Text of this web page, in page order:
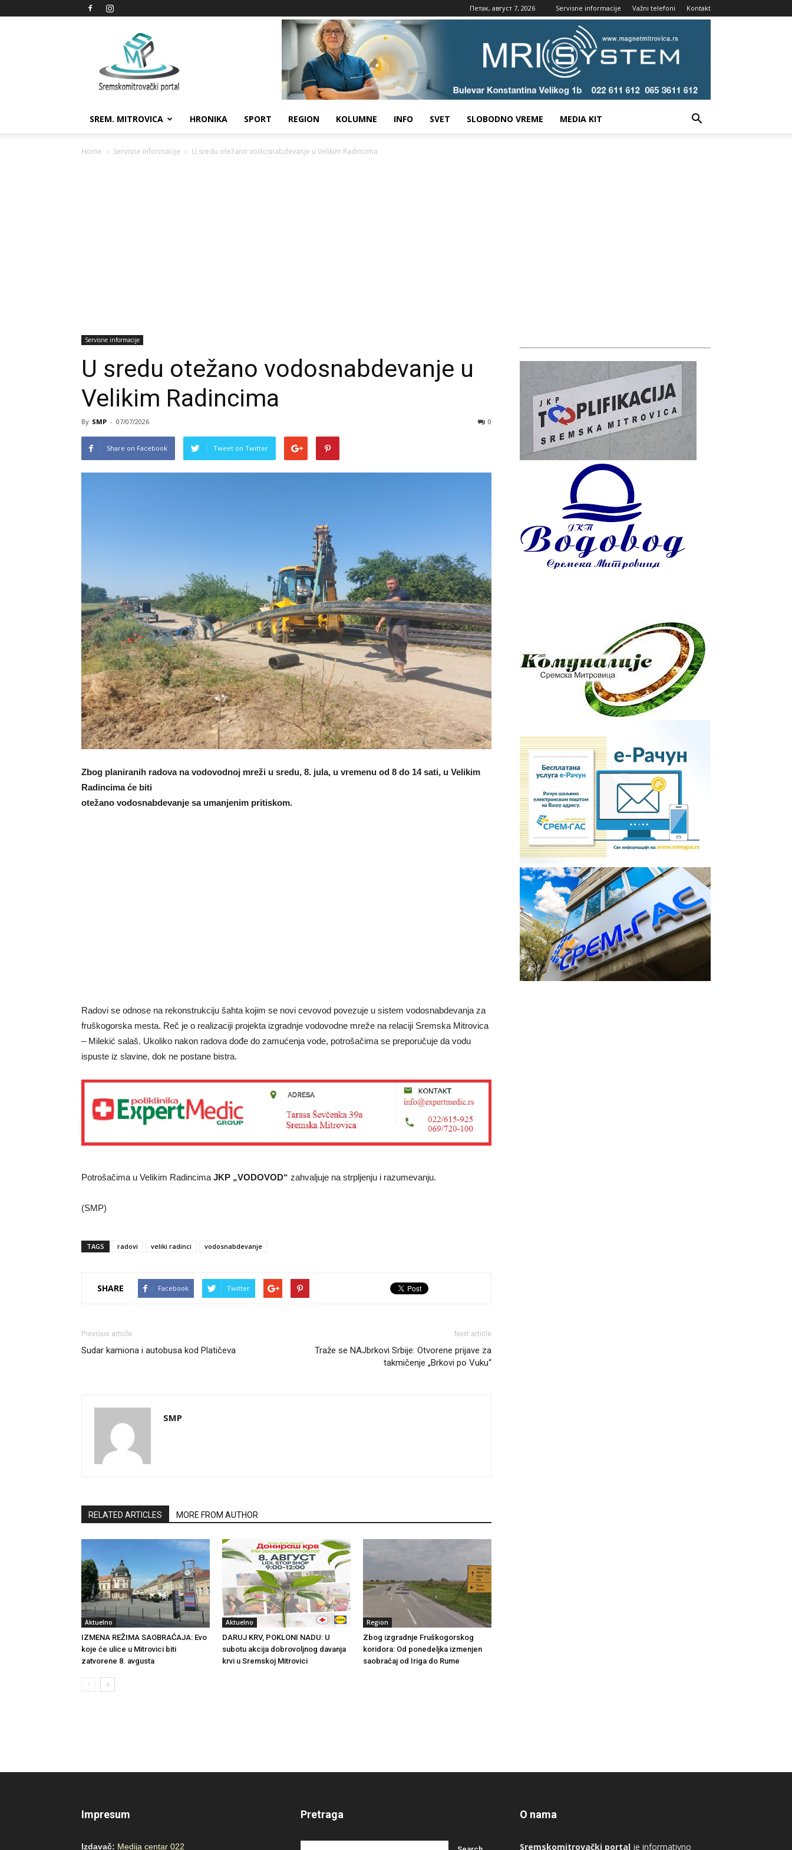
Петак, август 7, 2026 Servisne informacije Važni telefoni Kontakt
Sremskomitrovački
portal
SREM. MITROVICA HRONIKA SPORT REGION KOLUMNE INFO SVET SLOBODNO VREME MEDIA KIT
Home Servisne informacije U sredu otežano vodosnabdevanje u Velikim Radincima
Servisne informacije
U sredu otežano vodosnabdevanje u
Velikim Radincima
By SMP - 07/07/2026 0
Share on Facebook Tweet on Twitter
Zbog planiranih radova na vodovodnoj mreži u sredu, 8. jula, u vremenu od 8 do 14 sati, u Velikim
Radincima će biti
otežano vodosnabdevanje sa umanjenim pritiskom.
Radovi se odnose na rekonstrukciju šahta kojim se novi cevovod povezuje u sistem vodosnabdevanja za
fruškogorska mesta. Reč je o realizaciji projekta izgradnje vodovodne mreže na relaciji Sremska Mitrovica
– Milekić salaš. Ukoliko nakon radova dođe do zamućenja vode, potrošačima se preporučuje da vodu
ispuste iz slavine, dok ne postane bistra.
Potrošačima u Velikim Radincima JKP „VODOVOD“ zahvaljuje na strpljenju i razumevanju.
(SMP)
TAGS radovi veliki radinci vodosnabdevanje
SHARE Facebook Twitter
Previous article
Sudar kamiona i autobusa kod Platičeva
Next article
Traže se NAJbrkovi Srbije: Otvorene prijave za
takmičenje „Brkovi po Vuku“
SMP
RELATED ARTICLES MORE FROM AUTHOR
Aktuelno
IZMENA REŽIMA SAOBRAĆAJA: Evo
koje će ulice u Mitrovici biti
zatvorene 8. avgusta
Aktuelno
DARUJ KRV, POKLONI NADU: U
subotu akcija dobrovoljnog davanja
krvi u Sremskoj Mitrovici
Region
Zbog izgradnje Fruškogorskog
koridora: Od ponedeljka izmenjen
saobraćaj od Iriga do Rume
Impresum
Izdavač: Medija centar 022
Pretraga O nama
Sremskomitrovački portal je informativno